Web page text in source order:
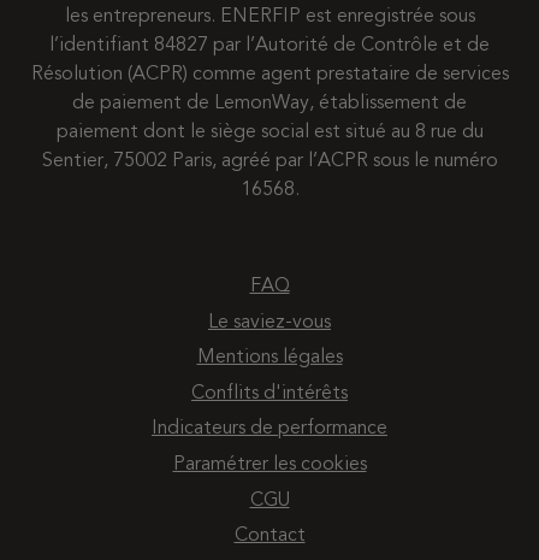
les entrepreneurs. ENERFIP est enregistrée sous
l’identifiant 84827 par l’Autorité de Contrôle et de
Résolution (ACPR) comme agent prestataire de services
de paiement de LemonWay, établissement de
paiement dont le siège social est situé au 8 rue du
Sentier, 75002 Paris, agréé par l’ACPR sous le numéro
16568.
FAQ
Le saviez-vous
Mentions légales
Conflits d'intérêts
Indicateurs de performance
Paramétrer les cookies
CGU
Contact